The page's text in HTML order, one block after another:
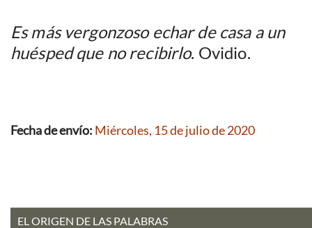
Es más vergonzoso echar de casa a un
huésped que no recibirlo. Ovidio.
Fecha de envío: Miércoles, 15 de julio de 2020
EL ORIGEN DE LAS PALABRAS